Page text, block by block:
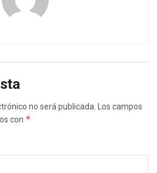
no será publicada.
Los campos
con *